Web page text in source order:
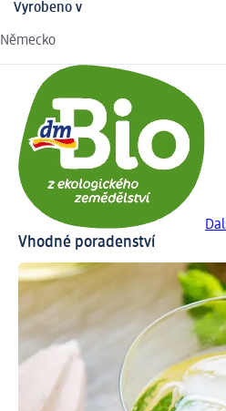
Vyrobeno v
Německo
Vhodné poradenství